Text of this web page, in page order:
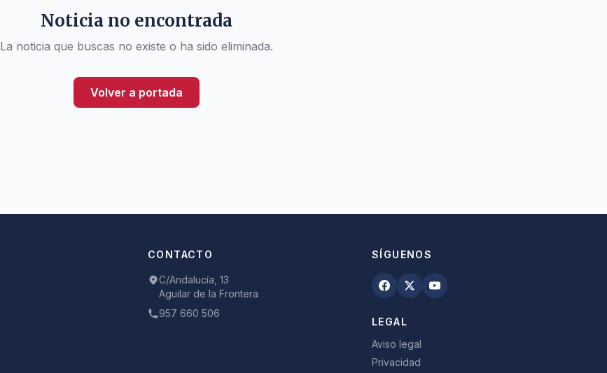
Noticia no encontrada
La noticia que buscas no existe o ha sido eliminada.
Volver a portada
CONTACTO
C/Andalucía, 13
Aguilar de la Frontera
957 660 506
SÍGUENOS
LEGAL
Aviso legal
Privacidad